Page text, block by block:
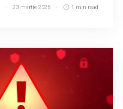
23 martie 2026 1 min read